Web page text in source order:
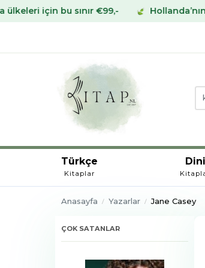
€99,- Hollanda’nın ilk Türk
Türkçe
Kitaplar
Dini
Anasayfa Yazarlar Jane Casey
ÇOK SATANLAR